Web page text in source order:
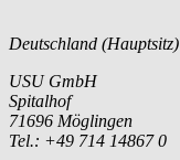
Deutschland (Hauptsitz)
USU GmbH
Spitalhof
71696 Möglingen
Tel.: +49 714 14867 0